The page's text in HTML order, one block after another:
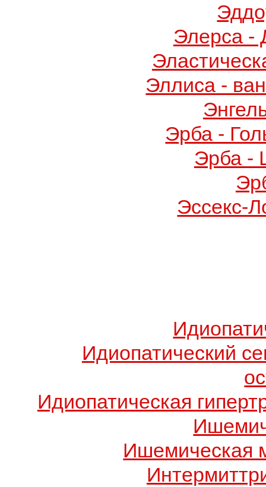
Элерса -
Эллиса -
Эрба -
Эрба -
Эссекс-
Идиопатический
Идиопатическая
Ишемическая